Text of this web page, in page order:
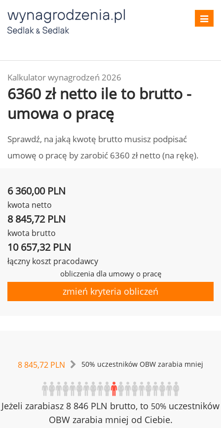
Kalkulator wynagrodzeń 2026
6360 zł netto ile to brutto -
umowa o pracę
Sprawdź, na jaką kwotę brutto musisz podpisać
umowę o pracę by zarobić 6360 zł netto (na rękę).
6 360,00 PLN
kwota netto
8 845,72 PLN
kwota brutto
10 657,32 PLN
łączny koszt pracodawcy
obliczenia dla umowy o pracę
zmień kryteria obliczeń
8 845,72 PLN 50% uczestników OBW zarabia mniej
Jeżeli zarabiasz 8 846 PLN brutto, to 50% uczestników
OBW zarabia mniej od Ciebie.